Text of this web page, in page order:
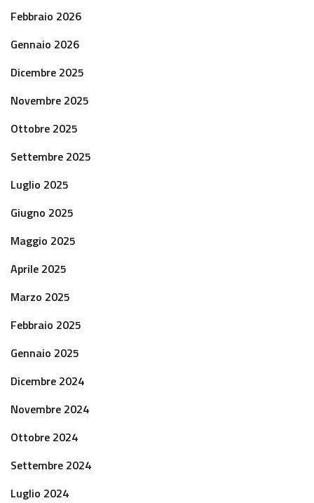
Febbraio 2026
Gennaio 2026
Dicembre 2025
Novembre 2025
Ottobre 2025
Settembre 2025
Luglio 2025
Giugno 2025
Maggio 2025
Aprile 2025
Marzo 2025
Febbraio 2025
Gennaio 2025
Dicembre 2024
Novembre 2024
Ottobre 2024
Settembre 2024
Luglio 2024